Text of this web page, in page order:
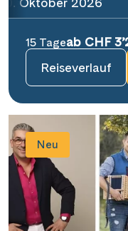
15 Tageab CHF
Reiseverlauf
Neu